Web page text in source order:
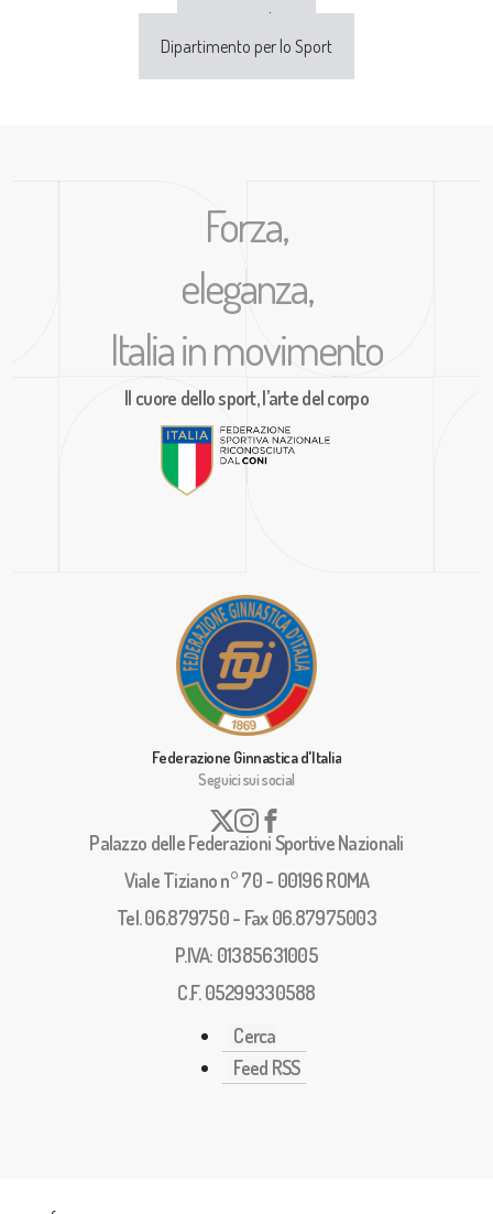
Sport e Salute
Dipartimento per lo Sport
Forza,
eleganza,
Italia in movimento
Il cuore dello sport, l’arte del corpo
Federazione Ginnastica d'Italia
Seguici sui social
Palazzo delle Federazioni Sportive Nazionali
Viale Tiziano n° 70 - 00196 ROMA
Tel. 06.879750 - Fax 06.87975003
P.IVA: 01385631005
C.F. 05299330588
Cerca
Feed RSS